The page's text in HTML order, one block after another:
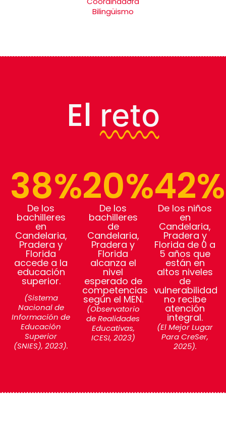
Bilingüismo
El reto
38%
De los
bachilleres
en
Candelaria,
Pradera y
Florida
accede a la
educación
superior.
(Sistema
Nacional de
Información de
Educación
Superior
(SNIES), 2023).
20%
De los
bachilleres
de
Candelaria,
Pradera y
Florida
alcanza el
nivel
esperado de
competencias
según el MEN.
(Observatorio
de Realidades
Educativas,
ICESI, 2023)
42%
De los niños
en
Candelaria,
Pradera y
Florida de 0 a
5 años que
están en
altos niveles
de
vulnerabilidad
no recibe
atención
integral.
(El Mejor Lugar
Para CreSer,
2025).